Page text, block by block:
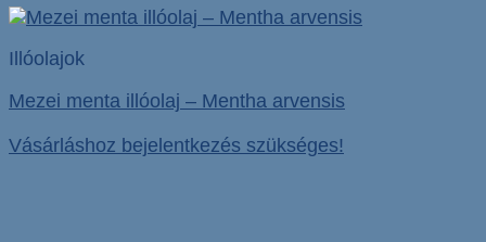
Illóolajok
Mezei menta illóolaj – Mentha arvensis
Vásárláshoz bejelentkezés szükséges!